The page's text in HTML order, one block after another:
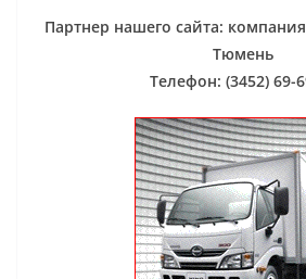
Партнер нашего сайта:
Тюмень
Телефон: (3452) 69-